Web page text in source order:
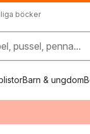
böcker
pussel, penna...
Barn & ungdom